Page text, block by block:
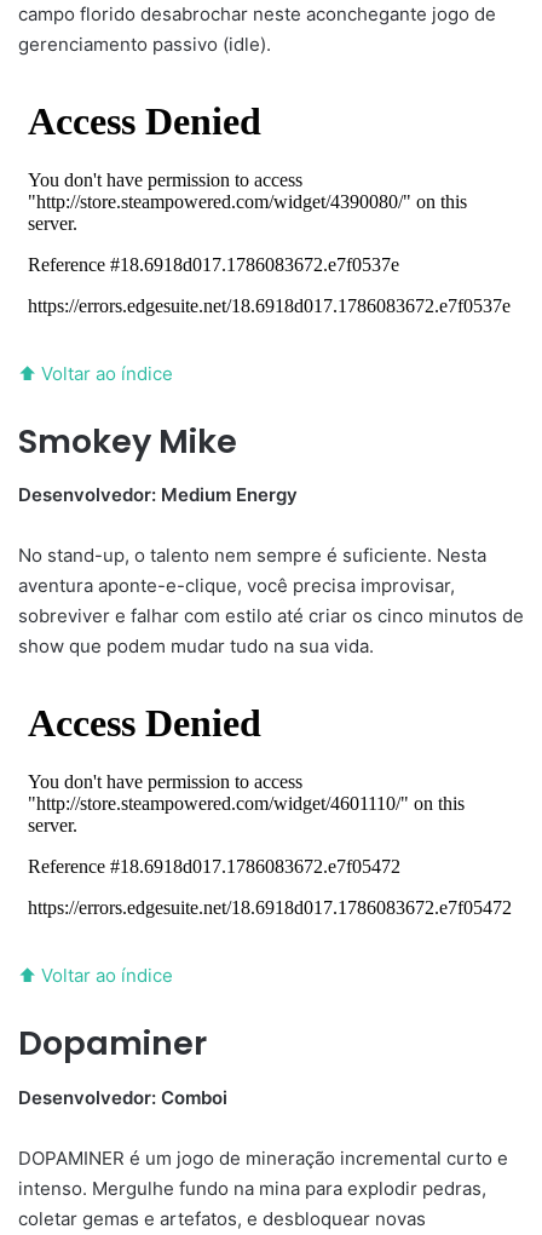
campo florido desabrochar neste aconchegante jogo de
gerenciamento passivo (idle).
⬆ Voltar ao índice
Smokey Mike
Desenvolvedor: Medium Energy
No stand-up, o talento nem sempre é suficiente. Nesta
aventura aponte-e-clique, você precisa improvisar,
sobreviver e falhar com estilo até criar os cinco minutos de
show que podem mudar tudo na sua vida.
⬆ Voltar ao índice
Dopaminer
Desenvolvedor: Comboi
DOPAMINER é um jogo de mineração incremental curto e
intenso. Mergulhe fundo na mina para explodir pedras,
coletar gemas e artefatos, e desbloquear novas